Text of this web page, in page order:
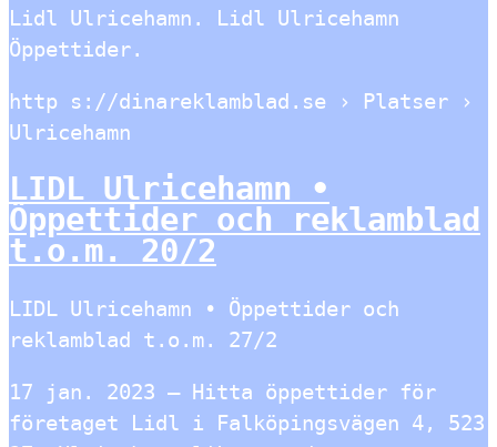
Lidl Ulricehamn. Lidl Ulricehamn
Öppettider.
http s://dinareklamblad.se › Platser ›
Ulricehamn
LIDL Ulricehamn •
Öppettider och reklamblad
t.o.m. 20/2
LIDL Ulricehamn • Öppettider och
reklamblad t.o.m. 27/2
17 jan. 2023 — Hitta öppettider för
företaget Lidl i Falköpingsvägen 4, 523